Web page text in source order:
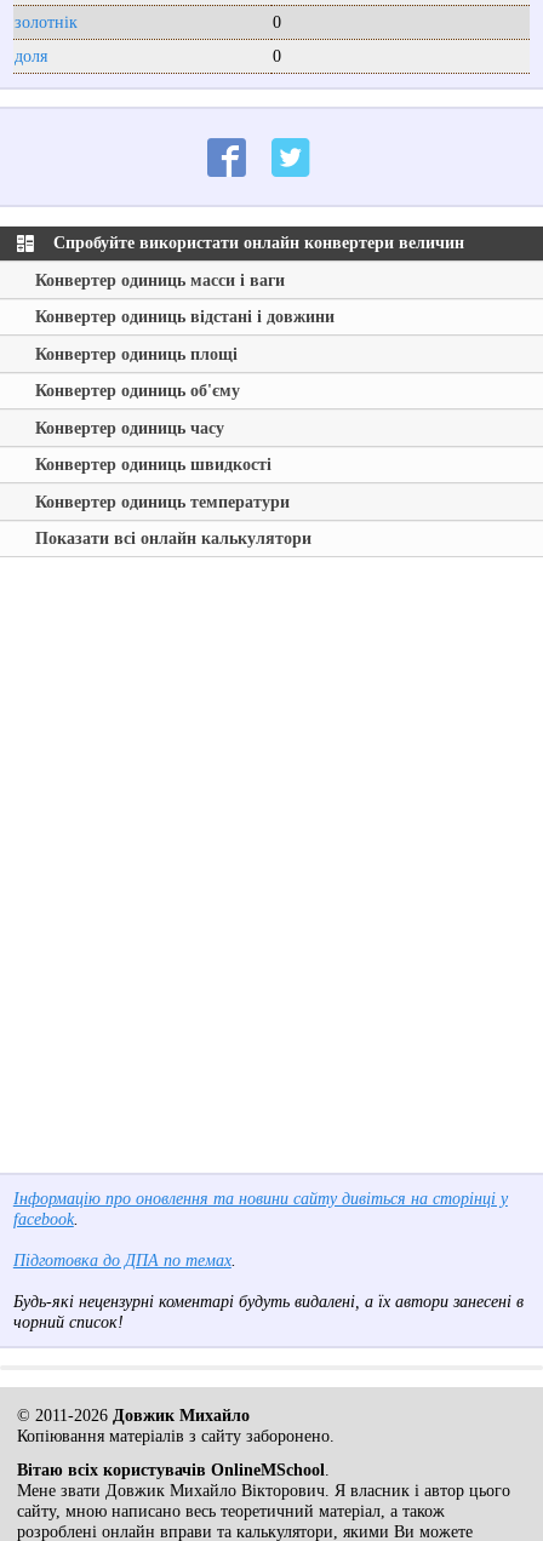
золотнік
0
доля
0
Спробуйте використати онлайн конвертери величин
Конвертер одиниць масси і ваги
Конвертер одиниць відстані і довжини
Конвертер одиниць площі
Конвертер одиниць об'єму
Конвертер одиниць часу
Конвертер одиниць швидкості
Конвертер одиниць температури
Показати всі онлайн калькулятори
Інформацію про оновлення та новини сайту дивіться на сторінці у
facebook.
Підготовка до ДПА по темах.
Будь-які нецензурні коментарі будуть видалені, а їх автори занесені в
чорний список!
© 2011-2026 Довжик Михайло
Копіювання матеріалів з сайту заборонено.
Вітаю всіх користувачів OnlineMSchool
Мене звати Довжик Михайло Вікторович. Я власник і автор цього
сайту, мною написано весь теоретичний матеріал, а також
розроблені онлайн вправи та калькулятори, якими Ви можете